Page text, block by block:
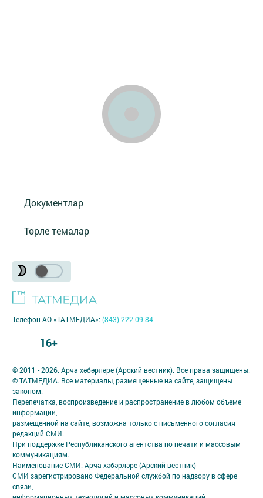
Документлар
Төрле темалар
© 2011 - 2026. Арча хәбәрләре (Арский вестник). Все права защищены.
© ТАТМЕДИА. Все материалы, размещенные на сайте, защищены
законом.
Перепечатка, воспроизведение и распространение в любом объеме
информации,
размещенной на сайте, возможна только с письменного согласия
редакций СМИ.
При поддержке Республиканского агентства по печати и массовым
коммуникациям.
Наименование СМИ: Арча хәбәрләре (Арский вестник)
СМИ зарегистрировано Федеральной службой по надзору в сфере
связи,
Телефон АО «ТАТМЕДИА»:(843) 222 09 84
16+